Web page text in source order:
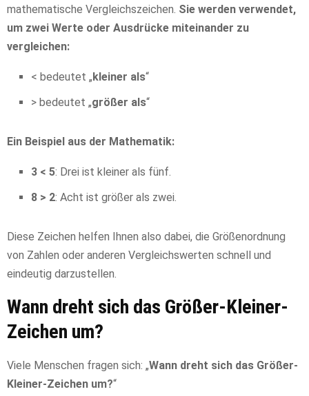
mathematische Vergleichszeichen. Sie werden verwendet,
um zwei Werte oder Ausdrücke miteinander zu
vergleichen:
< bedeutet „kleiner als“
> bedeutet „größer als“
Ein Beispiel aus der Mathematik:
3 < 5: Drei ist kleiner als fünf.
8 > 2: Acht ist größer als zwei.
Diese Zeichen helfen Ihnen also dabei, die Größenordnung
von Zahlen oder anderen Vergleichswerten schnell und
eindeutig darzustellen.
Wann dreht sich das Größer-Kleiner-
Zeichen um?
Viele Menschen fragen sich: „Wann dreht sich das Größer-
Kleiner-Zeichen um?“